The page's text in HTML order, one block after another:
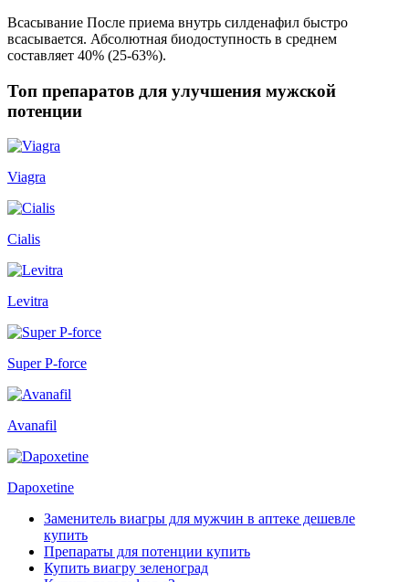
Всасывание После приема внутрь силденафил быстро
всасывается. Абсолютная биодоступность в среднем
составляет 40% (25-63%).
Топ препаратов для улучшения мужской
потенции
Viagra
Cialis
Levitra
Super P-force
Avanafil
Dapoxetine
Заменитель виагры для мужчин в аптеке дешевле
купить
Препараты для потенции купить
Купить виагру зеленоград